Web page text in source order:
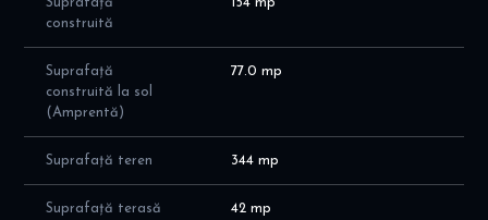
- tâmplărie PVC cu geamuri tripan Salamander - pentru o izolare
termică și fonică excelentă.
Va invit sa programati o vizionare! Pentru mai multe detalii, va
invit aici dinoiuimobiliare.ro
construită
Suprafață
construită la sol
(Amprentă)
77.0 mp
Suprafață teren 344 mp
Suprafață terasă 42 mp